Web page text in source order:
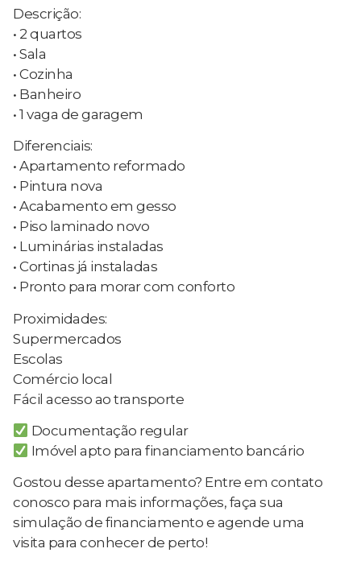
Descrição:
• 2 quartos
• Sala
• Cozinha
• Banheiro
• 1 vaga de garagem
Diferenciais:
• Apartamento reformado
• Pintura nova
• Acabamento em gesso
• Piso laminado novo
• Luminárias instaladas
• Cortinas já instaladas
• Pronto para morar com conforto
Proximidades:
Supermercados
Escolas
Comércio local
Fácil acesso ao transporte
Documentação regular
Imóvel apto para financiamento bancário
Gostou desse apartamento? Entre em contato
conosco para mais informações, faça sua
simulação de financiamento e agende uma
visita para conhecer de perto!